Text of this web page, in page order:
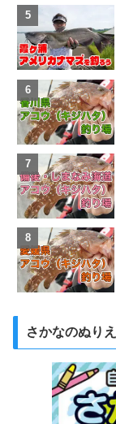
さかなのぬり